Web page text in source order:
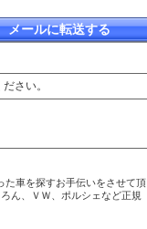
メールに転送する
さい。
た車を探すお手伝いをさせて頂
ん、ＶＷ、ポルシェなど正規